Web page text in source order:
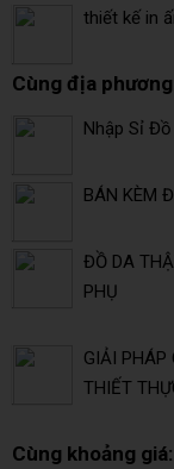
thiết kế in
Cùng địa
Nhập Sỉ
BÁN KÈM
ĐỒ DA
PHỤ
GIẢI PHÁP
THIẾT
Cùng khoảng giá: